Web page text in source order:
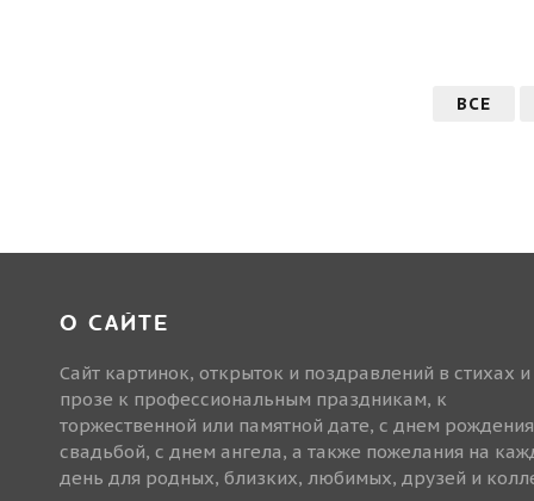
ВСЕ
О САЙТЕ
Сайт картинок, открыток и поздравлений в стихах и
прозе к профессиональным праздникам, к
торжественной или памятной дате, с днем
свадьбой, с днем ангела, а также пожелания на
день для родных, близких, любимых, друзей и